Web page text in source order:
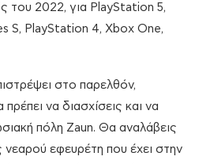
του 2022, για PlayStation 5,
S, PlayStation 4, Xbox One,
στο παρελθόν,
να διασχίσεις και να
πόλη Zaun. Θα αναλάβεις
εφευρέτη που έχει στην